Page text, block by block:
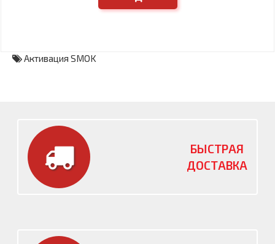
Активация SMOK
БЫСТРАЯ
ДОСТАВКА